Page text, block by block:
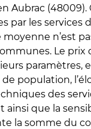
Aubrac
par les services
moyenne n’est
Le prix
paramètres,
population,
des
ainsi que la
la somme du